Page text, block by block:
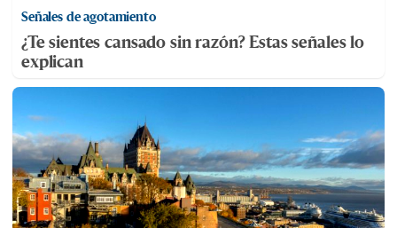
Señales de agotamiento
¿Te sientes cansado sin razón? Estas señales lo
explican